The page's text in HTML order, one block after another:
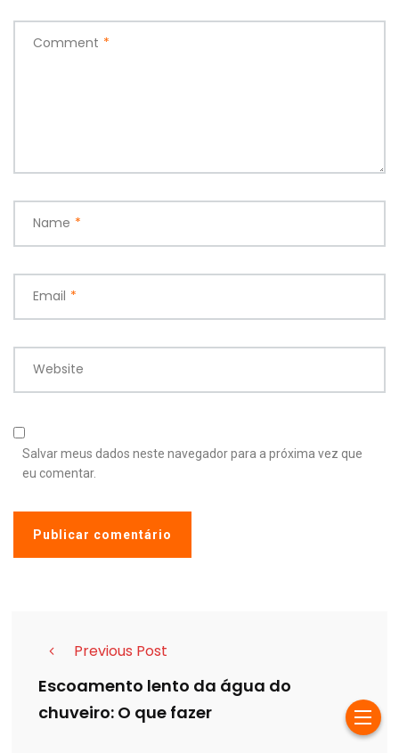
Comment *
Name *
Email *
Website
Salvar meus dados neste navegador para a próxima vez que
eu comentar.
Previous Post
Escoamento lento da água do
chuveiro: O que fazer